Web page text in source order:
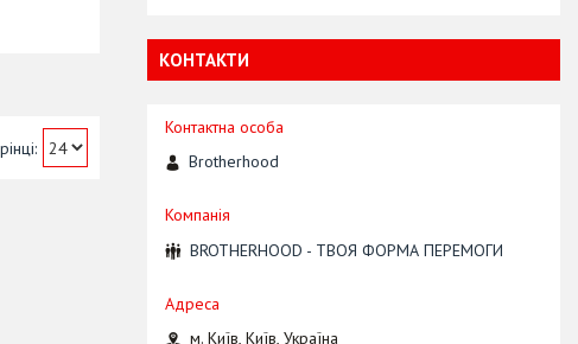
КОНТАКТИ
Brotherhood
BROTHERHOOD - ТВОЯ ФОРМА ПЕРЕМОГИ
м. Київ, Київ, Україна